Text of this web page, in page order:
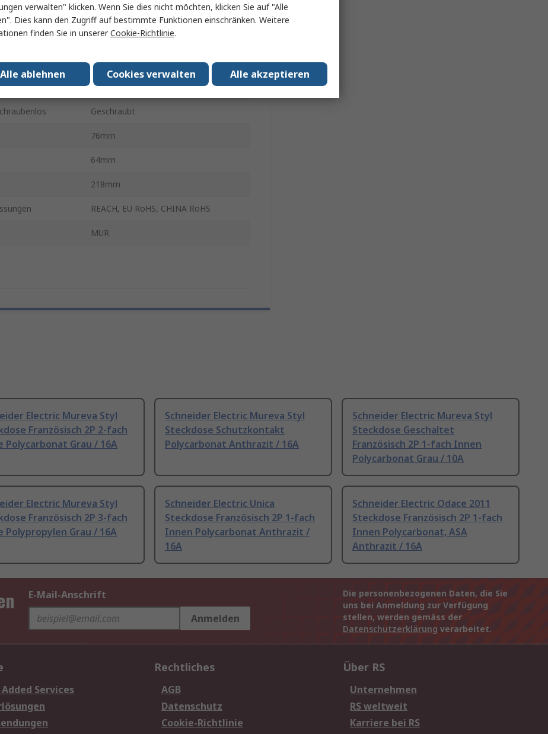
250V
Polycarbonat
Anthrazit
IP55
Geschraubt
76mm
64mm
218mm
REACH, EU RoHS, CHINA RoHS
MUR
Electric Mureva Styl
Französisch 2P 2-fach
Polycarbonat Grau / 16A
Schneider Electric Mureva Styl
Steckdose Schutzkontakt
Polycarbonat Anthrazit / 16A
Schneider Electric Mureva Styl
Steckdose Geschaltet
Französisch 2P 1-fach Innen
Polycarbonat Grau / 10A
Electric Mureva Styl
Französisch 2P 3-fach
Polypropylen Grau / 16A
Schneider Electric Unica
Steckdose Französisch 2P 1-fach
Innen Polycarbonat Anthrazit /
16A
Schneider Electric Odace 2011
Steckdose Französisch 2P 1-fach
Innen Polycarbonat, ASA
Anthrazit / 16A
E-Mail-Anschrift
Anmelden
Die personenbezogenen Daten, die Sie
uns bei Anmeldung zur Verfügung
stellen, werden gemäss der
Datenschutzerklärung verarbeitet.
Services
Rechtliches
AGB
Datenschutz
Cookie-Richtlinie
Über RS
Unternehmen
RS weltweit
Karriere bei RS
verwalten" klicken. Wenn Sie dies nicht möchten, klicken Sie auf "Alle
Dies kann den Zugriff auf bestimmte Funktionen einschränken. Weitere
finden Sie in unsererCookie-Richtlinie.
Alle akzeptieren
Cookies verwalten
Alle ablehnen